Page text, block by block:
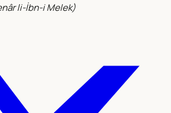
li-İbn-i Melek)